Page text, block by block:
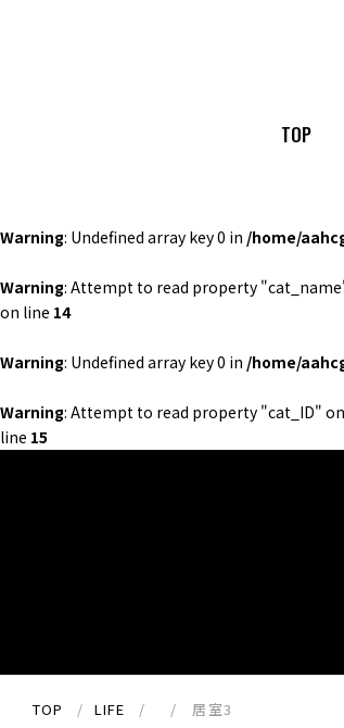
TOP
Warning: Undefined array key 0 in /home/
Warning: Attempt to read property
on line 14
Warning: Undefined array key 0 in /home/
Warning: Attempt to read property "cat_ID"
line 15
TOP LIFE 居室3